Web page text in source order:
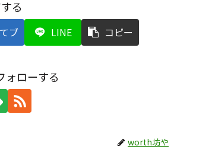
る
ブ LINE コピー
ローする
worth坊や